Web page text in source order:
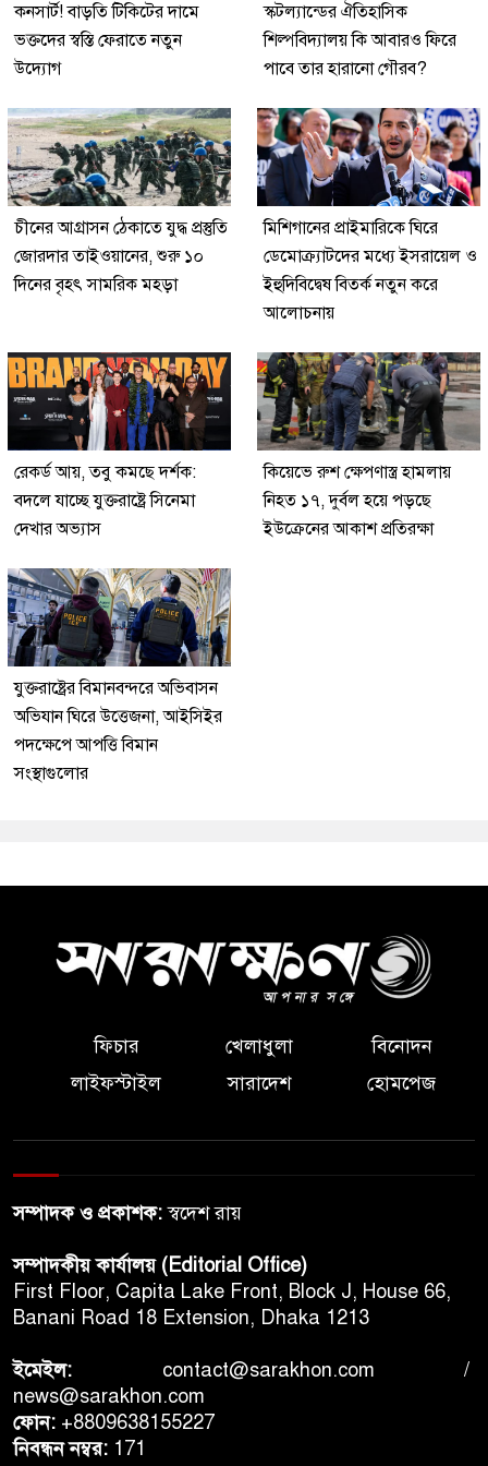
কনসার্ট! বাড়তি টিকিটের দামে
ভক্তদের স্বস্তি ফেরাতে নতুন
উদ্যোগ
স্কটল্যান্ডের ঐতিহাসিক
শিল্পবিদ্যালয় কি আবারও ফিরে
পাবে তার হারানো গৌরব?
চীনের আগ্রাসন ঠেকাতে যুদ্ধ প্রস্তুতি
জোরদার তাইওয়ানের, শুরু ১০
দিনের বৃহৎ সামরিক মহড়া
মিশিগানের প্রাইমারিকে ঘিরে
ডেমোক্র্যাটদের মধ্যে ইসরায়েল ও
ইহুদিবিদ্বেষ বিতর্ক নতুন করে
আলোচনায়
রেকর্ড আয়, তবু কমছে দর্শক:
বদলে যাচ্ছে যুক্তরাষ্ট্রে সিনেমা
দেখার অভ্যাস
কিয়েভে রুশ ক্ষেপণাস্ত্র হামলায়
নিহত ১৭, দুর্বল হয়ে পড়ছে
ইউক্রেনের আকাশ প্রতিরক্ষা
যুক্তরাষ্ট্রের বিমানবন্দরে অভিবাসন
অভিযান ঘিরে উত্তেজনা, আইসিইর
পদক্ষেপে আপত্তি বিমান
সংস্থাগুলোর
ফিচার খেলাধুলা
বিনোদন
লাইফস্টাইল
সারাদেশ হোমপেজ
সম্পাদক ও প্রকাশক:স্বদেশ রায়
সম্পাদকীয় কার্যালয় (Editorial Office)
First Floor, Capita Lake Front, Block J, House 66,
Banani Road 18 Extension, Dhaka 1213
ইমেইল: contact@sarakhon.com /
news@sarakhon.com
ফোন: +8809638155227
নিবন্ধন নম্বর: 171